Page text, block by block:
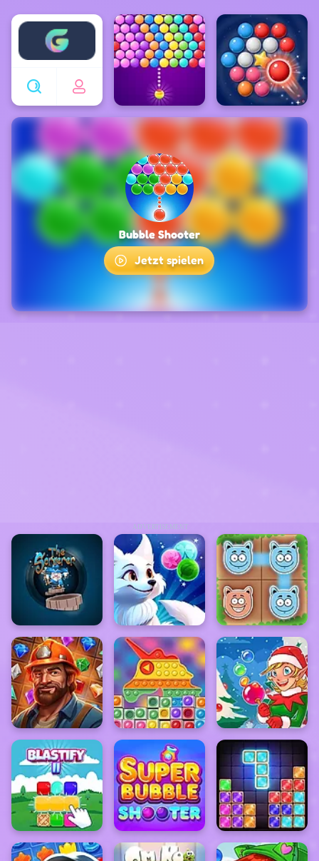
Enjoy4fun
ADVERTISEMENT
Bubble Shooter
Jetzt spielen